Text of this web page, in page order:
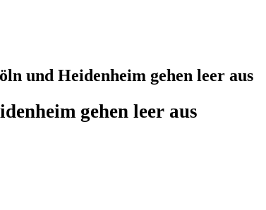
und Heidenheim gehen leer aus
gehen leer aus